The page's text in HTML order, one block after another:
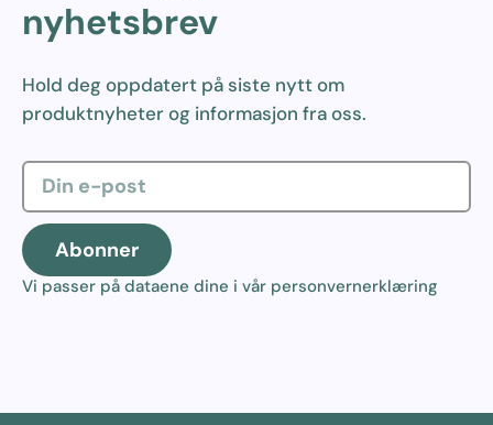
nyhetsbrev
Hold deg oppdatert på siste nytt om
produktnyheter og informasjon fra oss.
Abonner
Vi passer på dataene dine i vår personvernerklæring